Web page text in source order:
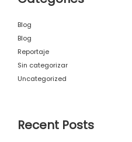
Blog
Blog
Reportaje
Sin categorizar
Uncategorized
Recent Posts